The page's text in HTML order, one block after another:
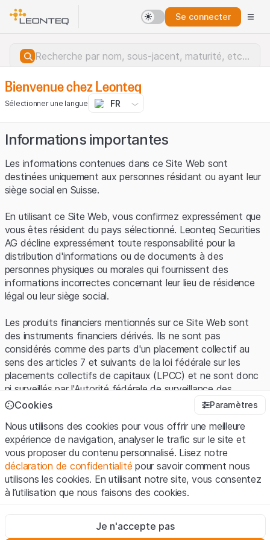
Se connecter
Erreur du serveur.
Bienvenue chez Leonteq
Sélectionner une langue FR
Informations importantes
Les informations contenues dans ce Site Web sont
destinées uniquement aux personnes résidant ou ayant leur
siège social en Suisse.
En utilisant ce Site Web, vous confirmez expressément que
vous êtes résident du pays sélectionné. Leonteq Securities
AG décline expressément toute responsabilité pour la
distribution d'informations ou de documents à des
personnes physiques ou morales qui fournissent des
informations incorrectes concernant leur lieu de résidence
légal ou leur siège social.
Les produits financiers mentionnés sur ce Site Web sont
des instruments financiers dérivés. Ils ne sont pas
considérés comme des parts d'un placement collectif au
sens des articles 7 et suivants de la loi fédérale sur les
placements collectifs de capitaux (LPCC) et ne sont donc
ni surveillés par l'Autorité fédérale de surveillance des
marchés financiers (FINMA) ni enregistrés auprès de la
protection spécifique des investisseurs prévue par la LPCC.
Conditions d'utilisation et informations juridiques
En utilisant le Site Web de Leonteq Securities AG (ci-après
"Site Web"), vous confirmez que vous avez compris et que
vous acceptez les informations juridiques, les notes
vous n'acceptez pas les Conditions d'utilisation, veuillez-
vous abstenir d'utiliser ce Site Web.
Cookies Paramètres
Nous utilisons des cookies pour vous offrir une meilleure
expérience de navigation, analyser le trafic sur le site et
vous proposer du contenu personnalisé. Lisez notre
déclaration de confidentialité pour savoir comment nous
utilisons les cookies. En utilisant notre site, vous consentez
à l’utilisation que nous faisons des cookies.
Ces cookies sont nécessaires au bon fonctionnement du site
Je n'accepte pas